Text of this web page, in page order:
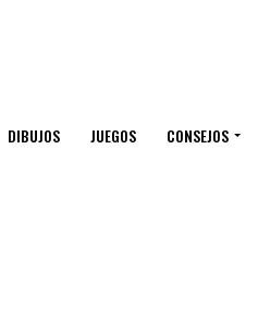
DIBUJOS JUEGOS CONSEJOS